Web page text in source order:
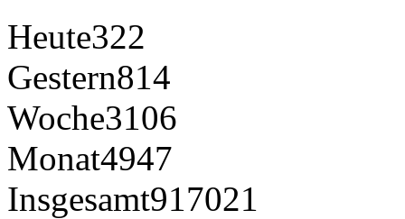
Heute322
Gestern814
Woche3106
Monat4947
Insgesamt917021